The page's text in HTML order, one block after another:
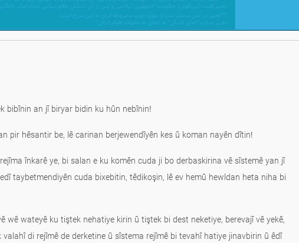
bibînin an jî biryar bidin ku hûn nebînin!
pir hêsantir be, lê carinan berjewendîyên kes û koman nayên dîtin!
înkarê ye, bi salan e ku komên cuda ji bo derbaskirina vê sîstemê yan jî
taybetmendiyên cuda bixebitin, têdikoşin, lê ev hemû hewldan heta niha bi
wê wateyê ku tiştek nehatiye kirin û tiştek bi dest neketiye, berevajî vê yekê,
di rejîmê de derketine û sîstema rejîmê bi tevahî hatiye jinavbirin û êdî